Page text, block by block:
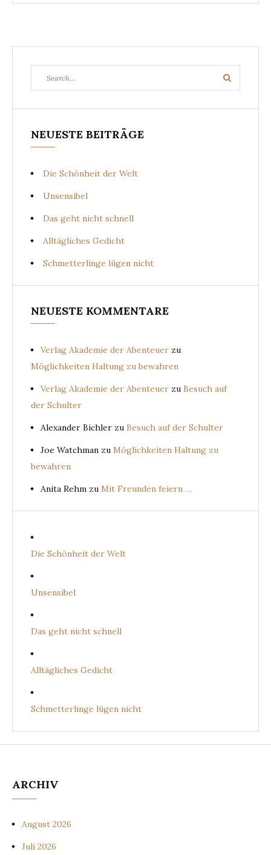
for:
Search
NEUESTE BEITRÄGE
Die Schönheit der Welt
Unsensibel
Das geht nicht schnell
Alltägliches Gedicht
Schmetterlinge lügen nicht
NEUESTE KOMMENTARE
Verlag Akademie der Abenteuer zu
Möglichkeiten Haltung zu bewahren
Verlag Akademie der Abenteuer zu Besuch auf
der Schulter
Alexander Bichler zu Besuch auf der Schulter
Joe Watchman zu Möglichkeiten Haltung zu
bewahren
Anita Rehm zu Mit Freunden feiern …
Die Schönheit der Welt
Unsensibel
Das geht nicht schnell
Alltägliches Gedicht
Schmetterlinge lügen nicht
ARCHIV
August 2026
Juli 2026